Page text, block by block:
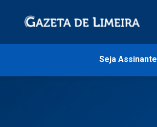
Seja Assinante